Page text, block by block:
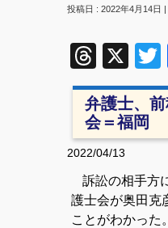
投稿日 : 2022年4月14日
X
弁護士、
会＝福岡
2022/04/13
訴訟の相手方
護士会が奥田克
ことがわかった